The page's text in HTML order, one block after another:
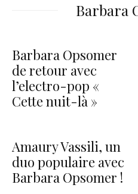
Barbara
Barbara Opsomer
de retour avec
l’electro-pop «
Cette nuit-là »
Amaury Vassili, un
duo populaire avec
Barbara Opsomer !